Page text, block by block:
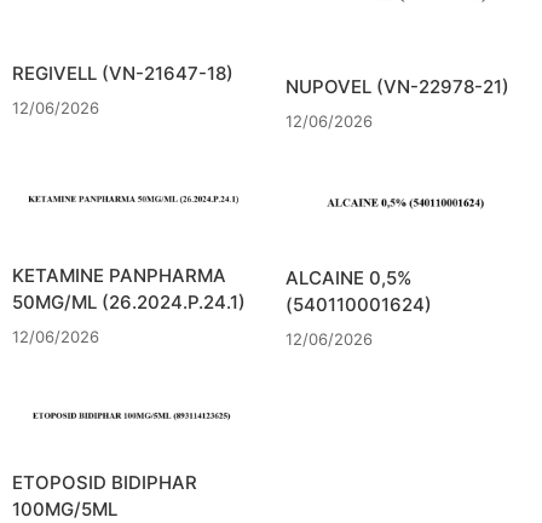
REGIVELL (VN-21647-18)
12/06/2026
NUPOVEL (VN-22978-21)
12/06/2026
KETAMINE PANPHARMA
50MG/ML (26.2024.P.24.1)
12/06/2026
ALCAINE 0,5%
(540110001624)
12/06/2026
ETOPOSID BIDIPHAR
100MG/5ML